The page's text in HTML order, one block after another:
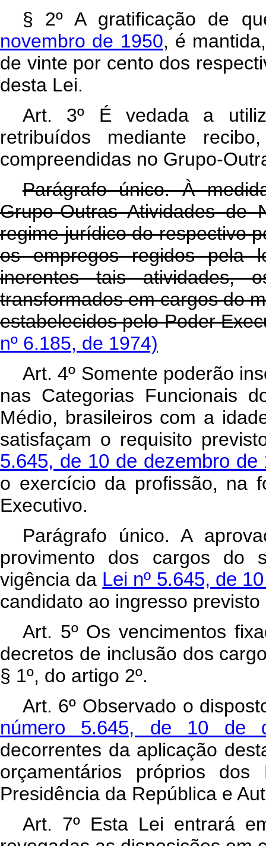
§ 2º A gratificação de
novembro de 1950, é
de vinte por cento dos
desta Lei.
Art. 3º É vedada a
retribuídos mediante
compreendidas no Grupo-
Parágrafo único. À
Grupo-Outras Atividades
regime jurídico do respectivo
os empregos regidos pela
inerentes tais atividades,
transformados em cargos do
estabelecidos pelo Poder
nº 6.185, de 1974)
Art. 4º Somente poderão
nas Categorias Funcionais
Médio, brasileiros com a
satisfaçam o requisito
5.645, de 10 de dezembro de
o exercício da profissão, na
Executivo.
Parágrafo único. A
provimento dos cargos do
vigência da Lei nº 5.645, de
candidato ao ingresso
Art. 5º Os vencimentos
decretos de inclusão dos
§ 1º, do artigo 2º.
Art. 6º Observado o
número 5.645, de 10 de
decorrentes da aplicação
orçamentários próprios dos
Presidência da República e
Art. 7º Esta Lei entrará